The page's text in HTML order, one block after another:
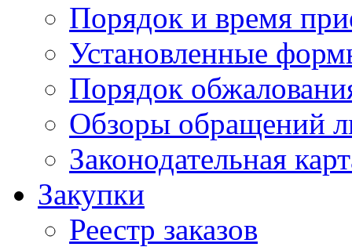
Порядок и время
Установленные
Порядок
Обзоры обращений
Законодательная
Закупки
Реестр заказов